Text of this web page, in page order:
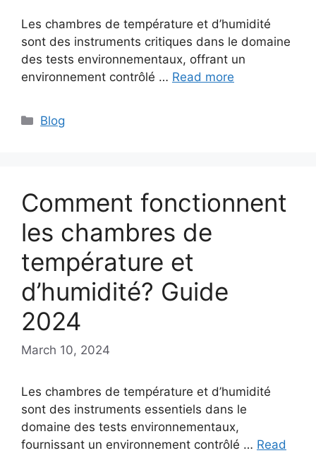
Les chambres de température et d’humidité
sont des instruments critiques dans le domaine
des tests environnementaux, offrant un
environnement contrôlé … Read more
Categories
Blog
Comment fonctionnent
les chambres de
température et
d’humidité? Guide
2024
March 10, 2024
Les chambres de température et d’humidité
sont des instruments essentiels dans le
domaine des tests environnementaux,
fournissant un environnement contrôlé … Read